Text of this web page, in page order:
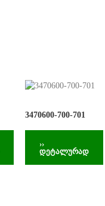
3470600-700-701
››
დეტალურად